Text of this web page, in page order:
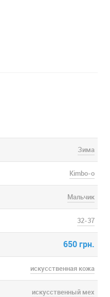
Зима
Kimbo-o
Мальчик
32-37
650 грн.
искусственная кожа
искусственный мех